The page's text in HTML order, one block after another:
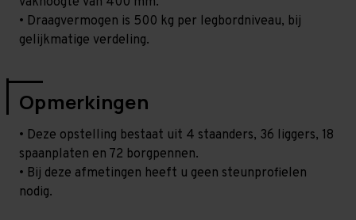
• Draagvermogen is 500 kg per legbordniveau, bij
gelijkmatige verdeling.
Opmerkingen
• Deze opstelling bestaat uit 4 staanders, 36 liggers, 18
spaanplaten en 72 borgpennen.
• Bij deze afmetingen heeft u geen steunprofielen
nodig.